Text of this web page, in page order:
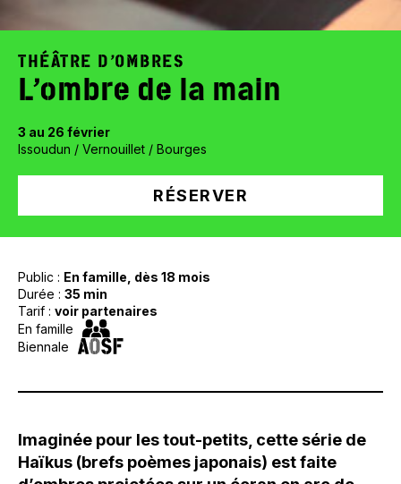
THÉÂTRE D’OMBRES
L’ombre de la main
3 au 26 février
Issoudun / Vernouillet / Bourges
RÉSERVER
Public : En famille, dès 18 mois
Durée : 35 min
Tarif : voir partenaires
En famille
Biennale
Imaginée pour les tout-petits, cette série de
Haïkus (brefs poèmes japonais) est faite